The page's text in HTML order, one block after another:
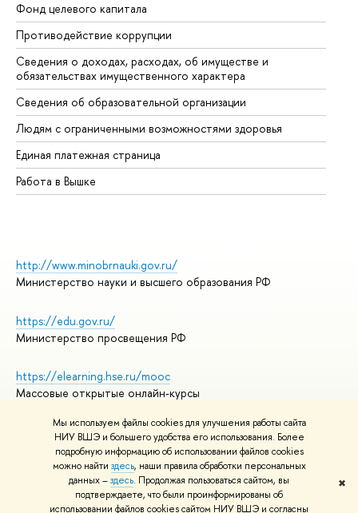
Мы используем файлы cookies для улучшения работы сайта
НИУ ВШЭ и большего удобства его использования. Более
подробную информацию об использовании файлов cookies
можно найти здесь, наши правила обработки персональных
данных –здесь. Продолжая пользоваться сайтом, вы
подтверждаете, что были проинформированы об
использовании файлов cookies сайтом НИУ ВШЭ и согласны
✖
Фонд целевого капитала
Противодействие коррупции
Сведения о доходах, расходах, об имуществе и
обязательствах имущественного характера
Сведения об образовательной организации
Людям с ограниченными возможностями здоровья
Единая платежная страница
Работа в Вышке
http://www.minobrnauki.gov.ru/
Министерство науки и высшего образования РФ
https://edu.gov.ru/
Министерство просвещения РФ
https://elearning.hse.ru/mooc
Массовые открытые онлайн-курсы
© НИУ ВШЭ 1993–2026
Адреса и контакты
Условия использования материалов
Политика конфиденциальности